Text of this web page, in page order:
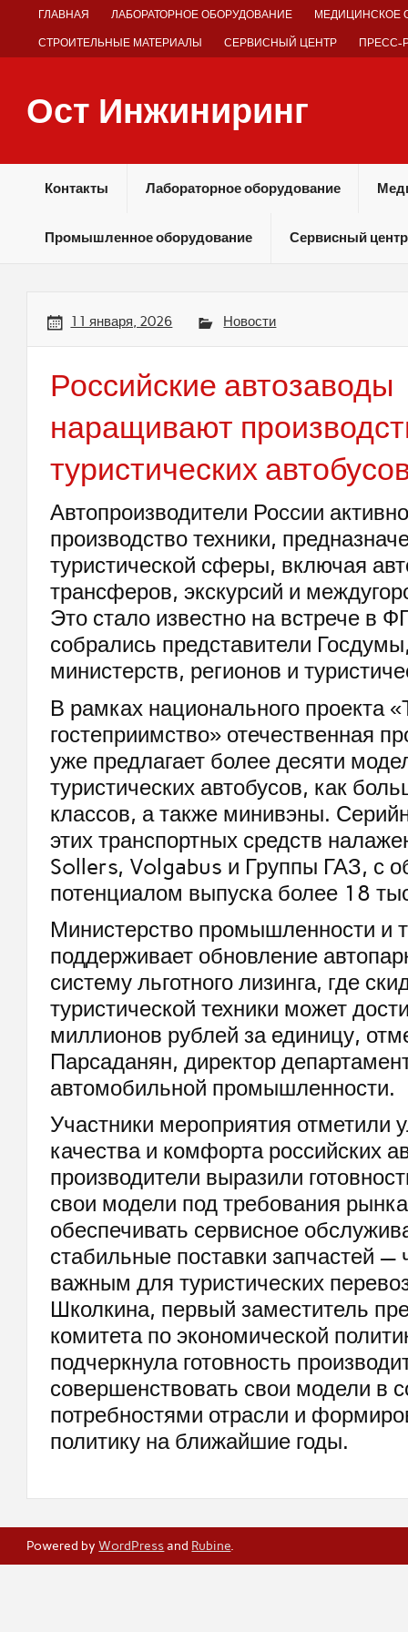
ГЛАВНАЯ ЛАБОРАТОРНОЕ ОБОРУДОВАНИЕ МЕДИЦИНСКОЕ
СТРОИТЕЛЬНЫЕ МАТЕРИАЛЫ СЕРВИСНЫЙ ЦЕНТР ПРЕСС-
Ост Инжиниринг
Контакты Лабораторное оборудование
Промышленное оборудование Сервисный центр
11 января, 2026 Новости
Российские автозаводы
наращивают
туристических
Автопроизводители России
производство техники,
туристической сферы, включая
трансферов, экскурсий и
Это стало известно на встрече в
собрались представители
министерств, регионов и
В рамках национального проекта
гостеприимство» отечественная
уже предлагает более десяти
туристических автобусов, как
классов, а также минивэны.
этих транспортных средств
Sollers, Volgabus и Группы ГАЗ, с
потенциалом выпуска более 18
Министерство промышленности и
поддерживает обновление
систему льготного лизинга, где
туристической техники может
миллионов рублей за единицу,
Парсаданян, директор
автомобильной промышленности.
Участники мероприятия отметили
качества и комфорта российских
производители выразили
свои модели под требования
обеспечивать сервисное
стабильные поставки запчастей —
важным для туристических
Школкина, первый заместитель
комитета по экономической
подчеркнула готовность
совершенствовать свои модели в
потребностями отрасли и
политику на ближайшие годы.
Powered byWordPressand Rubine